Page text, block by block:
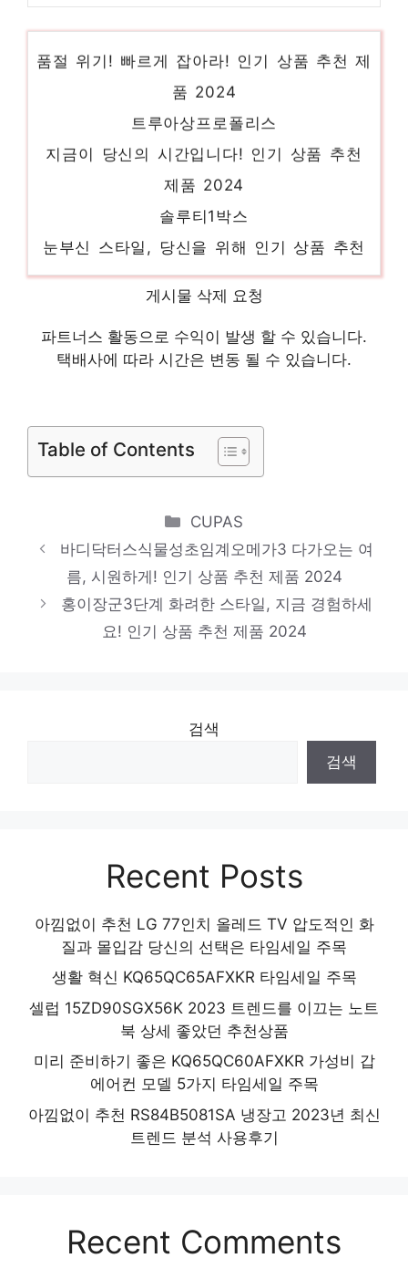
글루타치온화이트스틱2g
지금 바로 가져가세요! 인기 상품 추천 제품
2024
추천 제품 2024
홀리데이즈오메가3
품절 위기! 빠르게 잡아라! 인기 상품 추천 제
품 2024
알티지오메가31000
소장가치 100%의 특별한 제품 인기 상품 추
천 제품 2024
게시물 삭제 요청
파트너스 활동으로 수익이 발생 할 수 있습니다.
택배사에 따라 시간은 변동 될 수 있습니다.
Table of Contents
Categories
CUPAS
바디닥터스식물성초임계오메가3 다가오는 여
름, 시원하게! 인기 상품 추천 제품 2024
홍이장군3단계 화려한 스타일, 지금 경험하세
요! 인기 상품 추천 제품 2024
검색
검색
Recent Posts
아낌없이 추천 LG 77인치 올레드 TV 압도적인 화
질과 몰입감 당신의 선택은 타임세일 주목
생활 혁신 KQ65QC65AFXKR 타임세일 주목
셀럽 15ZD90SGX56K 2023 트렌드를 이끄는 노트
북 상세 좋았던 추천상품
미리 준비하기 좋은 KQ65QC60AFXKR 가성비 갑
에어컨 모델 5가지 타임세일 주목
아낌없이 추천 RS84B5081SA 냉장고 2023년 최신
트렌드 분석 사용후기
Recent Comments